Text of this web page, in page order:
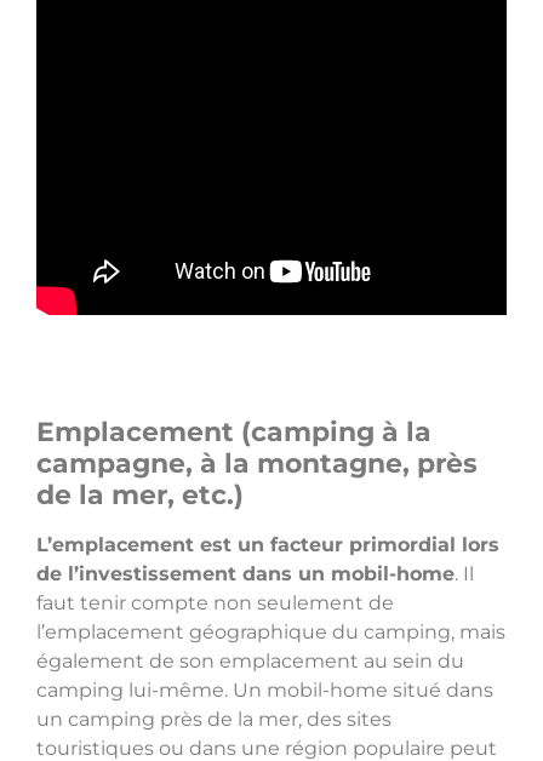
Emplacement (camping à la
campagne, à la montagne, près
de la mer, etc.)
L’emplacement est un facteur primordial lors
de l’investissement dans un mobil-home. Il
faut tenir compte non seulement de
l’emplacement géographique du camping, mais
également de son emplacement au sein du
camping lui-même. Un mobil-home situé dans
un camping près de la mer, des sites
touristiques ou dans une région populaire peut